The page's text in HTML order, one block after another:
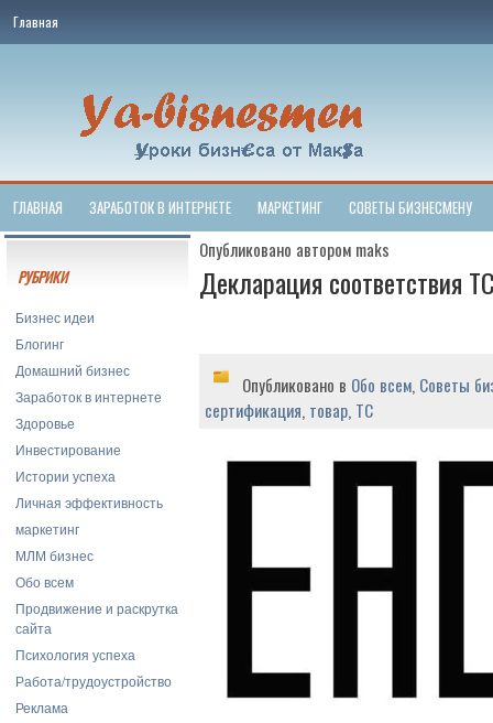
Главная
ГЛАВНАЯ ЗАРАБОТОК В ИНТЕРНЕТЕ МАРКЕТИНГ СОВЕТЫ БИЗНЕСМЕНУ
РУБРИКИ
Бизнес идеи
Блогинг
Домашний бизнес
Заработок в интернете
Здоровье
Инвестирование
Истории успеха
Личная эффективность
маркетинг
МЛМ бизнес
Обо всем
Продвижение и раскрутка
сайта
Психология успеха
Работа/трудоустройство
Реклама
Опубликовано автором maks
Декларация соответствия
Опубликовано в Обо всем, Советы
сертификация, товар, ТС